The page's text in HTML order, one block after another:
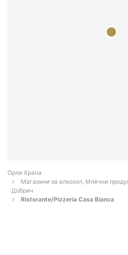
Орли Храна
Магазини за алкохол, Млечни
Добрич
Ristorante/Pizzeria Casa Bianca